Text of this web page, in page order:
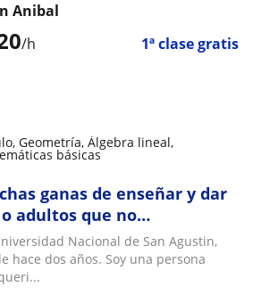
/h 1ª clase gratis
Anibal
Geometría, Álgebra lineal,
básicas
ganas de enseñar y dar
adultos que no
los temas dejados
Nacional de San Agustin,
hace dos años. Soy una persona